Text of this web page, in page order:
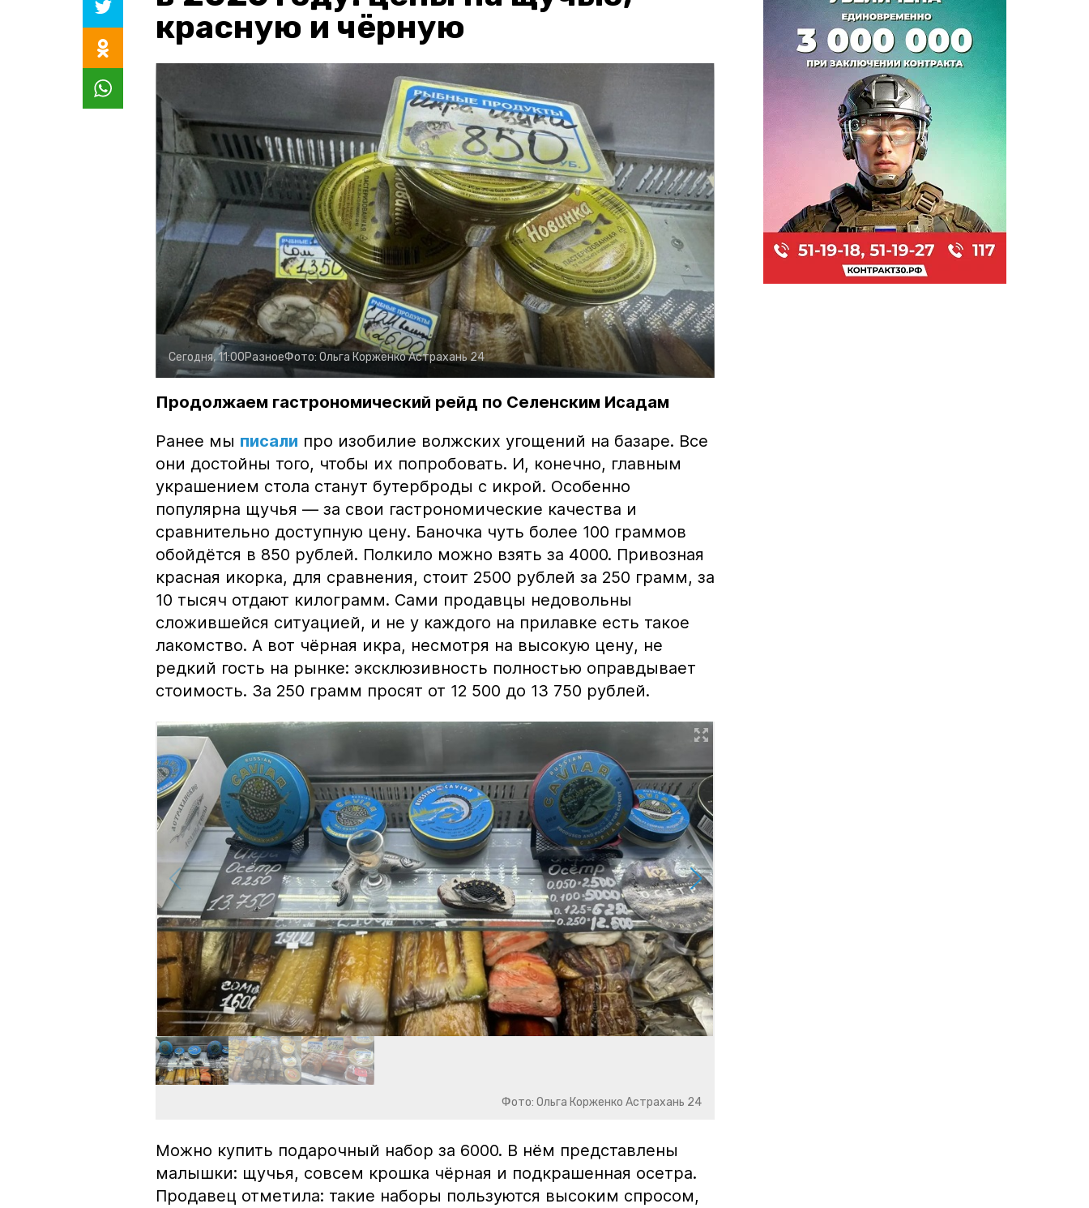
красную и чёрную
Сегодня, 11:00РазноеФото: Ольга КорженкоАстрахань 24
Продолжаем гастрономический рейд по Селенским Исадам
Ранее мы писали про изобилие волжских угощений на базаре. Все
они достойны того, чтобы их попробовать. И, конечно, главным
украшением стола станут бутерброды с икрой. Особенно
популярна щучья — за свои гастрономические качества и
сравнительно доступную цену. Баночка чуть более 100 граммов
обойдётся в 850 рублей. Полкило можно взять за 4000. Привозная
красная икорка, для сравнения, стоит 2500 рублей за 250 грамм, за
10 тысяч отдают килограмм. Сами продавцы недовольны
сложившейся ситуацией, и не у каждого на прилавке есть такое
лакомство. А вот чёрная икра, несмотря на высокую цену, не
редкий гость на рынке: эксклюзивность полностью оправдывает
стоимость. За 250 грамм просят от 12 500 до 13 750 рублей.
Фото: Ольга Корженко Астрахань 24
Можно купить подарочный набор за 6000. В нём представлены
малышки: щучья, совсем крошка чёрная и подкрашенная осетра.
Продавец отметила: такие наборы пользуются высоким спросом,